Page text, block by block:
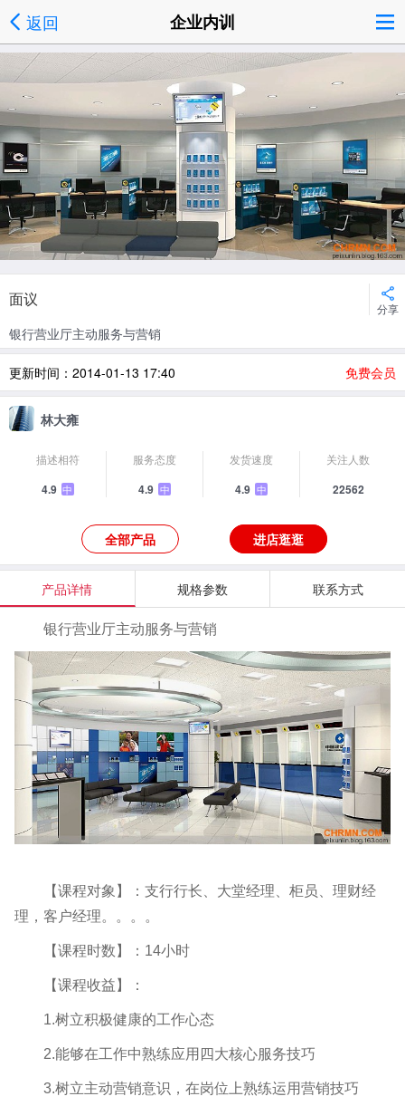
返回 企业内训
面议 分享
银行营业厅主动服务与营销
更新时间：2014-01-13 17:40 免费会员
林大雍
描述相符
4.9 中
服务态度
4.9 中
发货速度
4.9 中
关注人数
22562
全部产品 进店逛逛
产品详情 规格参数 联系方式
银行营业厅主动服务与营销
【课程对象】：支行行长、大堂经理、柜员、理财经
理，客户经理。。。。
【课程时数】：14小时
【课程收益】：
1.树立积极健康的工作心态
2.能够在工作中熟练应用四大核心服务技巧
3.树立主动营销意识，在岗位上熟练运用营销技巧